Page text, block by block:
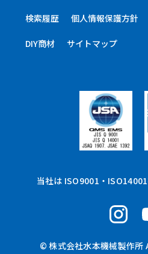
検索履歴 個人情報保護方針
DIY商材 サイトマップ
当社は ISO9001・ISO14001
© 株式会社水本機械製作